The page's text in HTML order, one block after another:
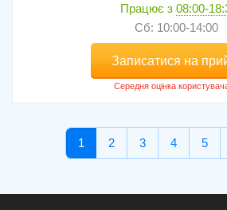
Працює з 08:00-
Сб: 10:00-14:00
Записатися на
1 2 3 4 5